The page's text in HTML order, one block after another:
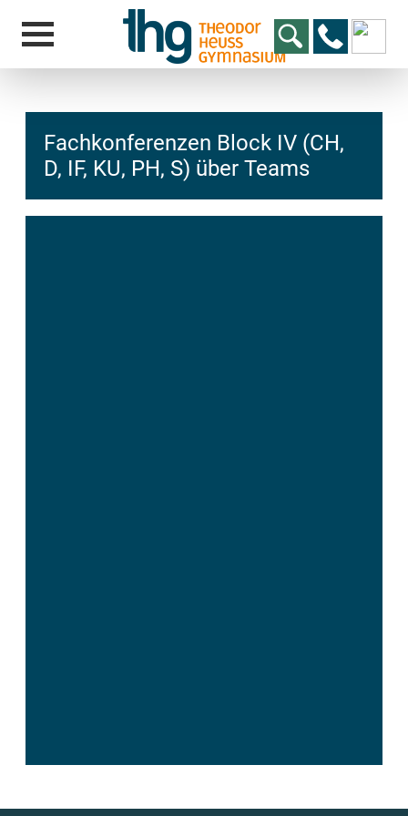
ed.ne
kalsn
id-gh
t@elu
hcs
Fachkonferenzen Block IV (CH,
D, IF, KU, PH, S) über Teams